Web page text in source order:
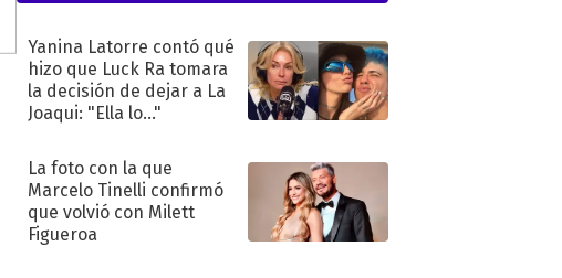
Yanina Latorre contó qué
hizo que Luck Ra tomara
la decisión de dejar a La
Joaqui: "Ella lo..."
La foto con la que
Marcelo Tinelli confirmó
que volvió con Milett
Figueroa